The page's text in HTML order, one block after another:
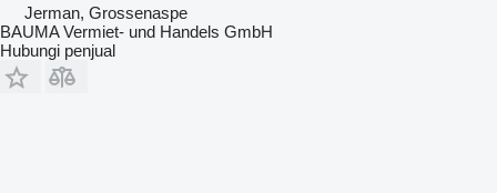
Jerman, Grossenaspe
BAUMA Vermiet- und Handels GmbH
Hubungi penjual